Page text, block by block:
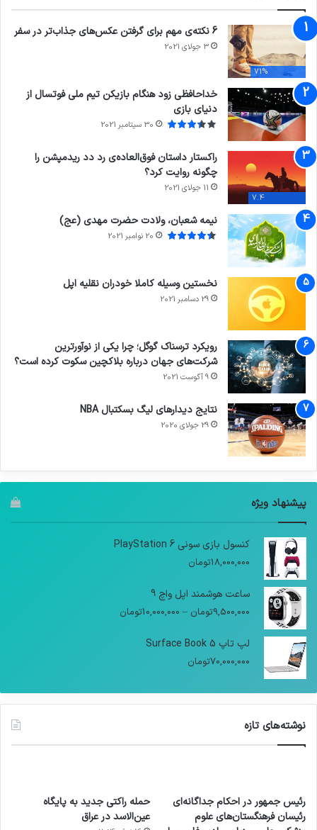
71%
6 نکته‌ی مهم برای گرفتن عکس‌های جذاب‌تر در سفر
3 جولای 2021
خداحافظی زود هنگام بازیکن تیم ملی فوتسال از
دنیای بازی
30 سپتامبر 2021
7.4
راکستار داستان فوق‌العاده‌ی رد دد ریدمپشن را
چگونه روایت کرد؟
11 جولای 2021
نیمه شعبان، ولادت حضرت مهدی (عج)
20 نوامبر 2021
نخستین وسیله کاملا خودران نقلیه اپل
29 دسامبر 2021
رویکرد ترسناک گوگل؛ چرا یکی از نوآورترین
شرکت‌های جهان درباره بلاکچین سکوت کرده است؟
9 آگوست 2021
نتایج دیدار‌های لیگ بسکتبال NBA
29 جولای 2020
پیشنهاد ویژه
کنسول بازی سونی PlayStation 6
18,000,000تومان
ساعت هوشمند اپل واچ 9
9,500,000تومان –
10,000,000تومان
لپ تاپ Surface Book 5
70,000,000تومان
نوشته‌های تازه
رئیس جمهور در احکام جداگانه‌ای
رئیسان فرهنگستان‌های علوم
حمله راکتی جدید به پایگاه
عین‌الاسد در عراق